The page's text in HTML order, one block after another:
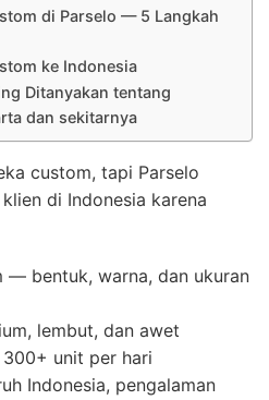
di Parselo — 5 Langkah
ke Indonesia
Ditanyakan tentang
dan sekitarnya
custom, tapi Parselo
di Indonesia karena
— bentuk, warna, dan ukuran
lembut, dan awet
unit per hari
Indonesia, pengalaman